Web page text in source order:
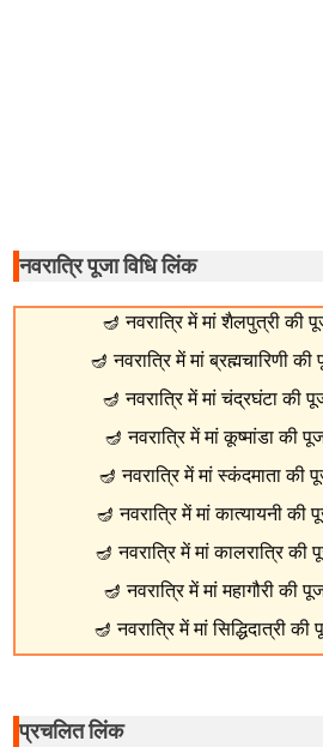
नवरात्रि पूजा विधि लिंक
🪔 नवरात्रि में मां शैलपुत्री की
🪔 नवरात्रि में मां ब्रह्मचारिणी
🪔 नवरात्रि में मां चंद्रघंटा की
🪔 नवरात्रि में मां कूष्मांडा की
🪔 नवरात्रि में मां स्कंदमाता की
🪔 नवरात्रि में मां कात्यायनी की
🪔 नवरात्रि में मां कालरात्रि की
🪔 नवरात्रि में मां महागौरी की
🪔 नवरात्रि में मां सिद्धिदात्री
प्रचलित लिंक